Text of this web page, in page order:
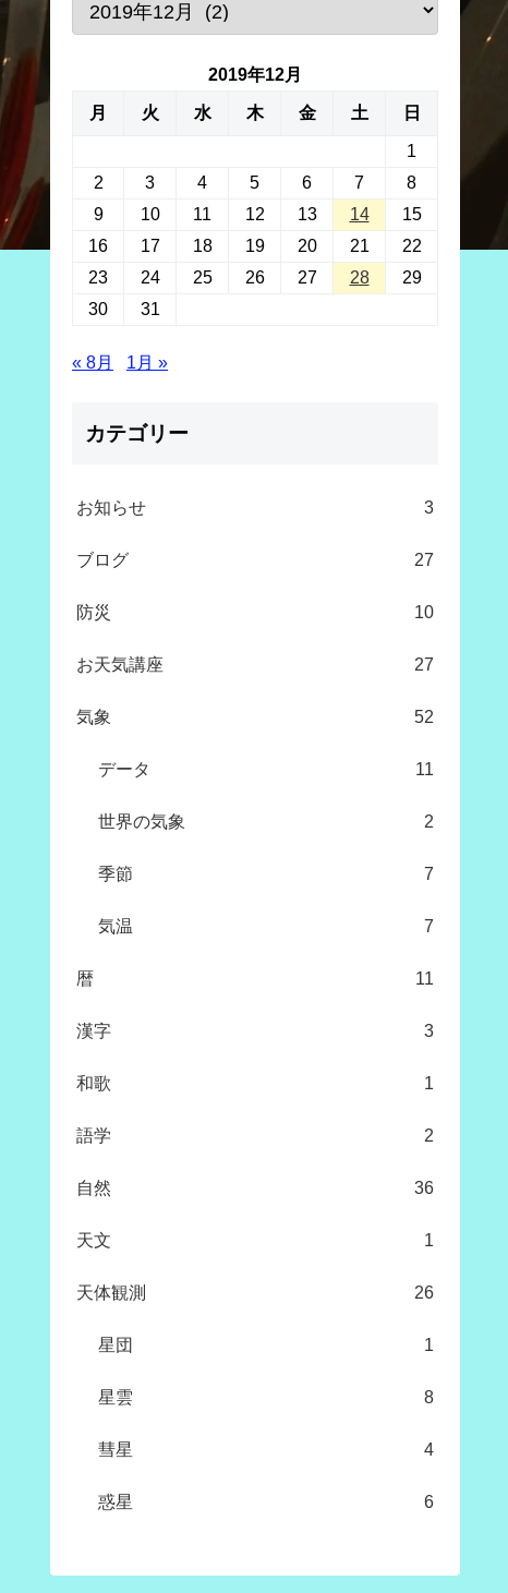
2019年12月
月 火 水 木 金 土 日
1
2
3 4 5 6 7
8
9
10 11 12 13 14
15
16
17 18 19 20 21
22
23
24 25 26 27 28
29
30
31
« 8月 1月 »
カテゴリー
お知らせ 3
ブログ 27
防災 10
お天気講座 27
気象 52
データ 11
世界の気象 2
季節 7
気温 7
暦 11
漢字 3
和歌 1
語学 2
自然 36
天文 1
天体観測 26
星団 1
星雲 8
彗星 4
惑星 6